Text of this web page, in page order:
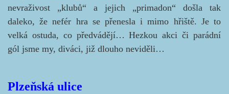
nevraživost „klubů“ a jejich „primadon“ došla tak
daleko, že nefér hra se přenesla i mimo hřiště. Je to
velká ostuda, co předvádějí… Hezkou akci či parádní
gól jsme my, diváci, již dlouho neviděli…
Plzeňská ulice